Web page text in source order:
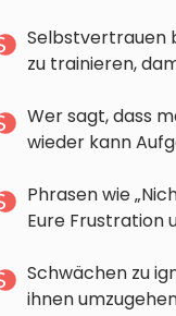
Selbstvertrauen
zu trainieren,
Wer sagt, dass
wieder kann
Phrasen wie
Eure Frustration
Schwächen zu
ihnen